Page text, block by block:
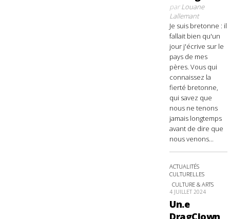
parLouane
Lallemant
Je suis bretonne : il
fallait bien qu'un
jour j'écrive sur le
pays de mes
pères. Vous qui
connaissez la
fierté bretonne,
qui savez que
nous ne tenons
jamais longtemps
avant de dire que
nous venons...
ACTUALITÉS
CULTURELLES
CULTURE & ARTS
4 JUILLET 2024
Un.e
DragClown